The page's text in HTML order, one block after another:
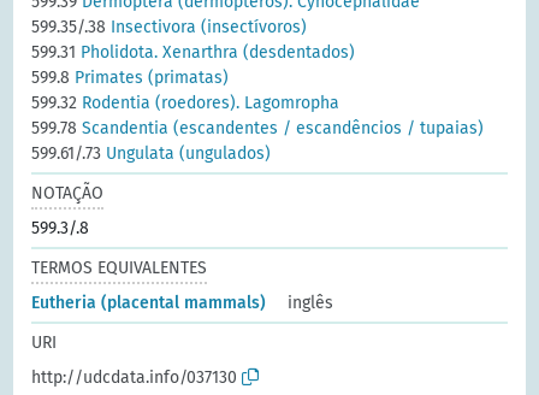
599.35/.38 Insectivora (insectívoros)
599.31 Pholidota. Xenarthra (desdentados)
599.8 Primates (primatas)
599.32 Rodentia (roedores). Lagomropha
599.78Scandentia (escandentes / escandêncios / tupaias)
599.61/.73 Ungulata (ungulados)
NOTAÇÃO
599.3/.8
TERMOS EQUIVALENTES
Eutheria (placental mammals)
inglês
URI
http://udcdata.info/037130